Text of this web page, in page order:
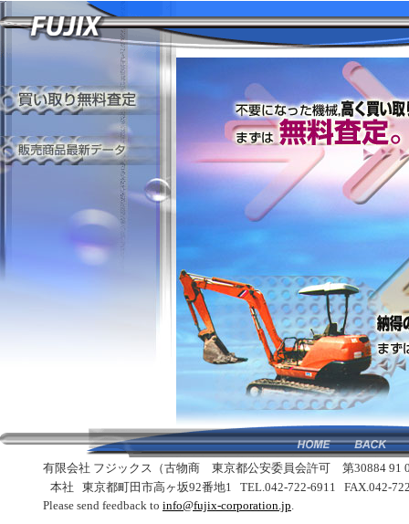
有限会社 フジックス（古物商 東京都公安委員会許可 第30884 91
本社
東京都町田市高ヶ坂92番地1 TEL.042-722-6911
FAX.042-
Please send feedback to info@fujix-corporation.jp.